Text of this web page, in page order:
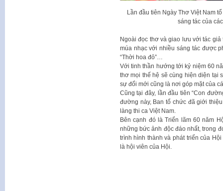
Lần đầu tiên Ngày Thơ Việt Nam
sáng tác của
Ngoài đọc thơ và giao lưu với tác
múa nhạc với nhiều sáng tác được
“Thời hoa đỏ”…
Với tinh thần hướng tới kỷ niệm 60
thơ mọi thế hệ sẽ cùng hiện diện tại
sự đổi mới cũng là nơi góp mặt của
Cũng tại đây, lần đầu tiên “Con
đường này, Ban tổ chức đã giới
làng thi ca Việt Nam.
Bên cạnh đó là Triển lãm 60 năm
những bức ảnh độc đáo nhất, trong
trình hình thành và phát triển của
là hội viên của Hội.